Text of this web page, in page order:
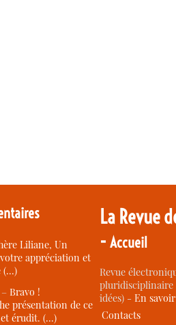
Liliane, Un
appréciation et
(…)
–Bravo !
présentation de ce
érudit. (…)
La Revue
-Accueil
Revue
idées) -En
Contacts